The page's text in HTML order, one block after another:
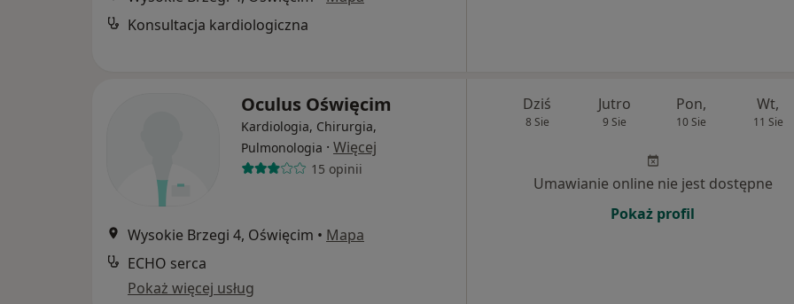
Konsultacja kardiologiczna
Oculus Oświęcim
Kardiologia, Chirurgia,
Pulmonologia · Więcej
15 opinii
Wysokie Brzegi 4, Oświęcim • Mapa
ECHO serca
Pokaż więcej usług
Dziś
8 Sie
Jutro
9 Sie
Pon,
10 Sie
Wt,
11 Sie
Umawianie online nie jest dostępne
Pokaż profil